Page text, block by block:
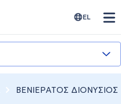
EL
ΒΕΝΙΕΡΑΤΟΣ ΔΙΟΝΥΣΙΟΣ